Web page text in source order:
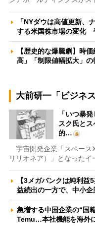
「NYダウは高値更新、
する米国株市場の変化
【歴史的な爆騰劇】時
高」「制限値幅拡大」
大前研一「ビジネ
「いつ暴
スク氏と
的…
宇宙開発企業「スペース
リリオネア）」となった
【3メガバンクは純利
益続出の一方で、中小
急増する中国企業の“国
Temu…本社機能を海外